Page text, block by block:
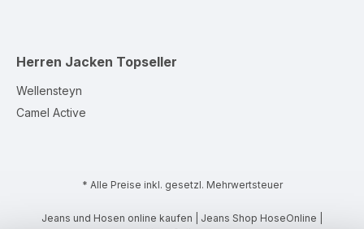
Herren Jacken Topseller
Wellensteyn
Camel Active
* Alle Preise inkl. gesetzl. Mehrwertsteuer
Jeans und Hosen online kaufen | Jeans Shop HoseOnline |